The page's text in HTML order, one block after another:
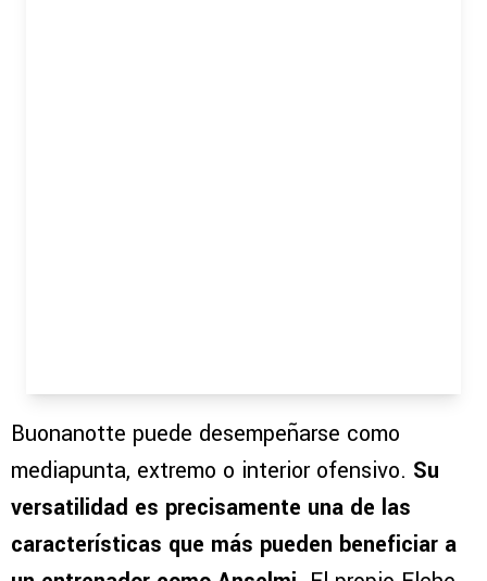
Buonanotte puede desempeñarse como
mediapunta, extremo o interior ofensivo. Su
versatilidad es precisamente una de las
características que más pueden beneficiar a